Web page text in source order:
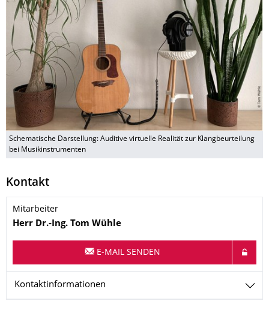
Schematische Darstellung: Auditive virtuelle Realität zur Klangbeurteilung
bei Musikinstrumenten
Kontakt
Mitarbeiter
Name
Herr Dr.-Ing. Tom Wühle
E-MAIL SENDEN
Kontaktinformationen